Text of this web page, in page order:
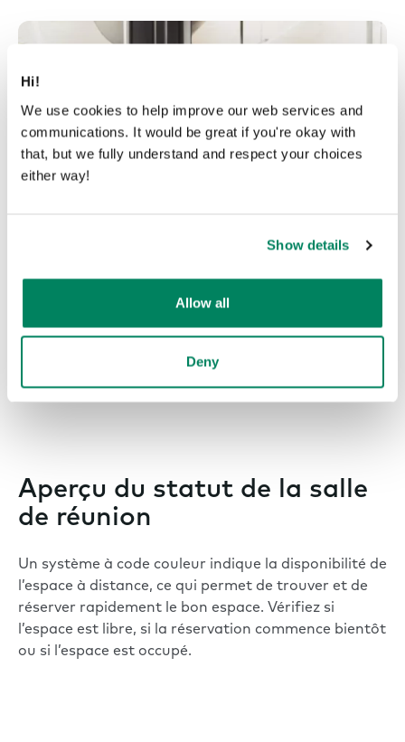
Hi!
We use cookies to help improve our web services and
communications. It would be great if you're okay with
that, but we fully understand and respect your choices
either way!
Show details
Allow all
Deny
Aperçu du statut de la salle
de réunion
Un système à code couleur indique la disponibilité de
l’espace à distance, ce qui permet de trouver et de
réserver rapidement le bon espace. Vérifiez si
l’espace est libre, si la réservation commence bientôt
ou si l’espace est occupé.